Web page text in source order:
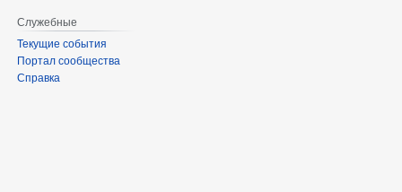
Служебные
Текущие события
Портал сообщества
Справка